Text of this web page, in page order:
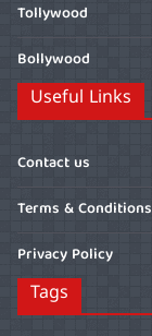
Tollywood
Bollywood
Useful Links
Contact us
Terms & Conditions
Privacy Policy
Tags